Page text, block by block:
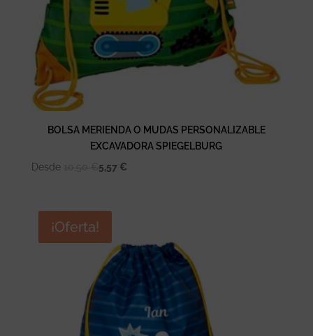
BOLSA MERIENDA O MUDAS PERSONALIZABLE
EXCAVADORA SPIEGELBURG
Desde
5,57 €
¡Oferta!